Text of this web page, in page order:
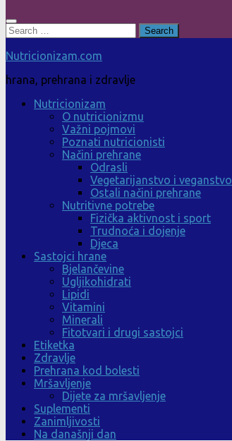
Search
for:
Nutricionizam.com
hrana, prehrana i zdravlje
Nutricionizam
O nutricionizmu
Važni pojmovi
Poznati nutricionisti
Načini prehrane
Odrasli
Vegetarijanstvo i veganstvo
Ostali načini prehrane
Nutritivne potrebe
Fizička aktivnost i sport
Trudnoća i dojenje
Djeca
Sastojci hrane
Bjelančevine
Ugljikohidrati
Lipidi
Vitamini
Minerali
Fitotvari i drugi sastojci
Etiketka
Zdravlje
Prehrana kod bolesti
Mršavljenje
Dijete za mršavljenje
Suplementi
Zanimljivosti
Na današnji dan